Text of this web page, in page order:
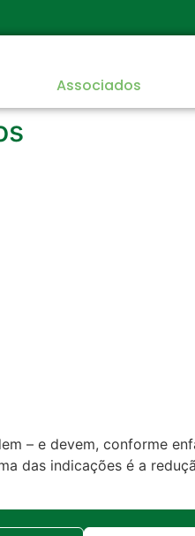
Associados
– e devem, conforme
das indicações é a